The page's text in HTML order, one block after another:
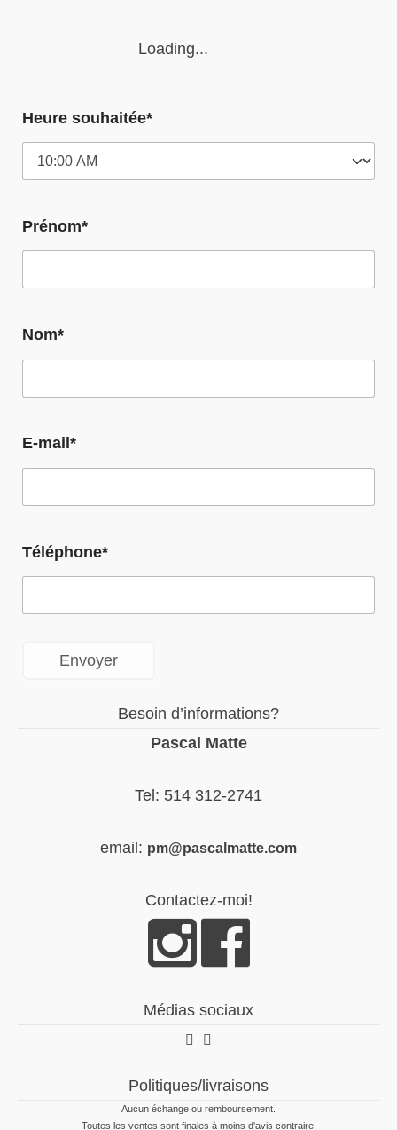
Loading...
Heure souhaitée*
Prénom*
Nom*
E-mail*
Téléphone*
Besoin d’informations?
Pascal Matte
Tel: 514 312-2741
email: pm@pascalmatte.com
Contactez-moi!
Médias sociaux
Politiques/livraisons
Aucun échange ou remboursement.
Toutes les ventes sont finales à moins d'avis contraire.